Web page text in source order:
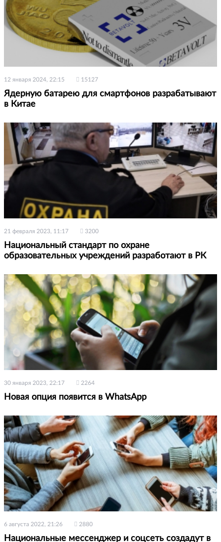
12 января 2024, 22:15 15127
Ядерную батарею для смартфонов разрабатывают
в Китае
21 февраля 2023, 11:17 3200
Национальный стандарт по охране
образовательных учреждений разработают в РК
30 января 2023, 22:17 2264
Новая опция появится в WhatsApp
6 августа 2022, 21:26 2880
Национальные мессенджер и соцсеть создадут в